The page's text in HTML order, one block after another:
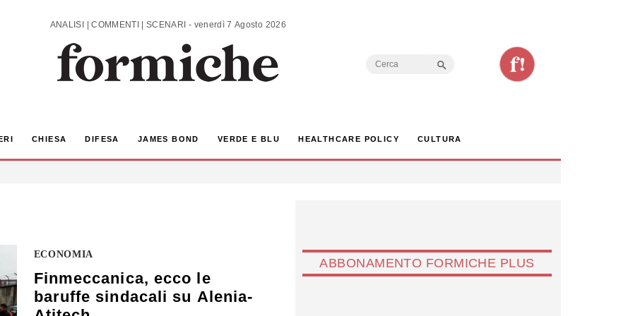
ANALISI | COMMENTI | SCENARI - venerdì 7 Agosto 2026
Search
CHIESA DIFESA JAMES BOND VERDE E BLU HEALTHCARE POLICY CULTURA
ECONOMIA
Finmeccanica, ecco le
baruffe sindacali su Alenia-
ABBONAMENTO FORMICHE PLUS